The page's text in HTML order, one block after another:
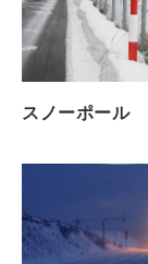
スノーポール